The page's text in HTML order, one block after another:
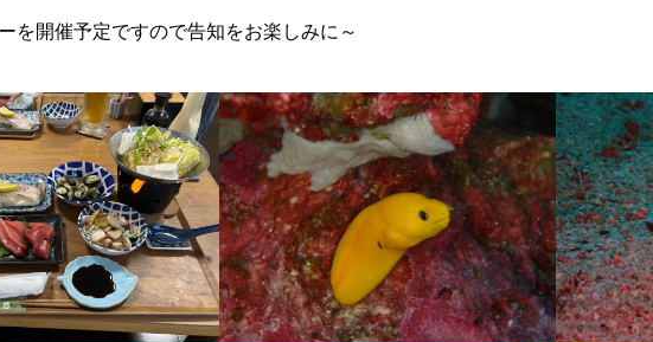
を開催予定ですので告知をお楽しみに～